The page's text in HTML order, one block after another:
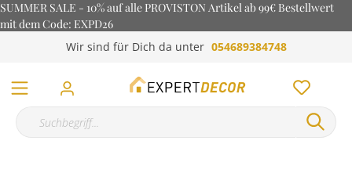
SUMMER SALE - 10% auf alle PROVISTON Artikel ab 99€ Bestellwert
mit dem Code: EXPD26
Wir sind für Dich da unter 054689384748